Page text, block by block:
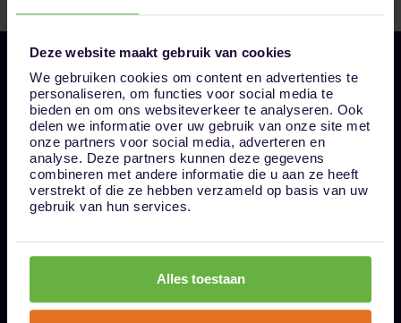
Deze website maakt gebruik van cookies
We gebruiken cookies om content en advertenties te
personaliseren, om functies voor social media te
bieden en om ons websiteverkeer te analyseren. Ook
delen we informatie over uw gebruik van onze site met
onze partners voor social media, adverteren en
analyse. Deze partners kunnen deze gegevens
combineren met andere informatie die u aan ze heeft
verstrekt of die ze hebben verzameld op basis van uw
gebruik van hun services.
Alles toestaan
Bel ons op 085 - 0161611
info@1box.nl
Volg ons
Onze opslaglocaties
Hoe werkt het?